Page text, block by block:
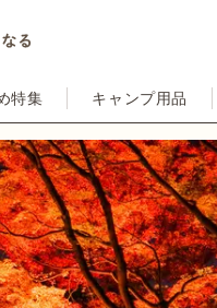
特集 キャンプ用品